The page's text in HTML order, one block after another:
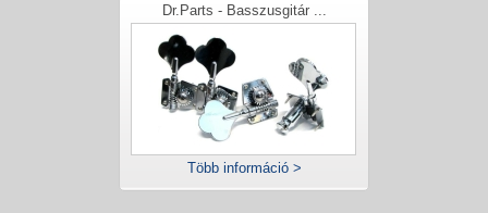
Dr.Parts - Basszusgitár ...
Több információ >